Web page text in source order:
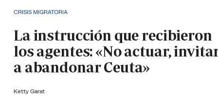
CRISIS MIGRATORIA
La instrucción que recibieron
los agentes: «No actuar,
a abandonar Ceuta»
Ketty Garat